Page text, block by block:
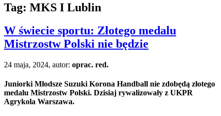
Tag: MKS I Lublin
W świecie sportu: Złotego medalu
Mistrzostw Polski nie będzie
24 maja, 2024, autor: oprac. red.
Juniorki Młodsze Suzuki Korona Handball nie zdobędą złotego
medalu Mistrzostw Polski. Dzisiaj rywalizowały z UKPR
Agrykola Warszawa.